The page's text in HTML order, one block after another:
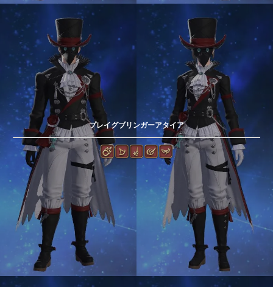
プレイグブリンガーアタイア